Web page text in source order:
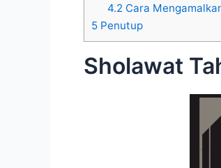
4.2 Cara
5 Penutup
Sholawat